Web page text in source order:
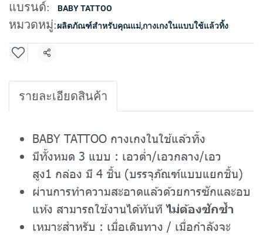
แบรนด์: BABY TATTOO
หมวดหมู่:ผลิตภัณฑ์สำหรับคุณแม่,กางเกงในแบบใช้แล้วทิ้ง
แชร์
รายละเอียดสินค้า
BABY TATTOO กางเกงในใช้แล้วทิ้ง
มีทั้งหมด 3 แบบ : เอวต่ำ/เอวกลาง/เอว
สูง1 กล่อง มี 4 ชิ้น (บรรจุภัณฑ์แบบแยกชิ้น)
ผ่านการทำความสะอาดแล้วด้วยการซักและอบ
แห้ง สามารถใช้งานได้ทันทีไม่ต้องซักซ้ำ
เหมาะสำหรับ : เมื่อเดินทาง / เมื่อกำลังจะ